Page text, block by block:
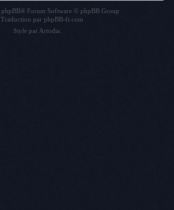
phpBB® Forum Software © phpBB Group
Traduction par phpBB-fr.com
Style par Artodia